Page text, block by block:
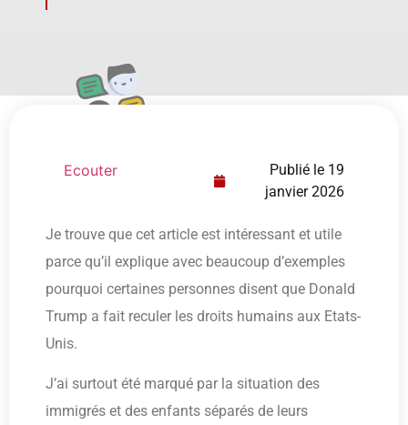
Ecouter Publié le 19
janvier 2026
Je trouve que cet article est intéressant et utile
parce qu’il explique avec beaucoup d’exemples
pourquoi certaines personnes disent que Donald
Trump a fait reculer les droits humains aux Etats-
Unis.
J’ai surtout été marqué par la situation des
immigrés et des enfants séparés de leurs